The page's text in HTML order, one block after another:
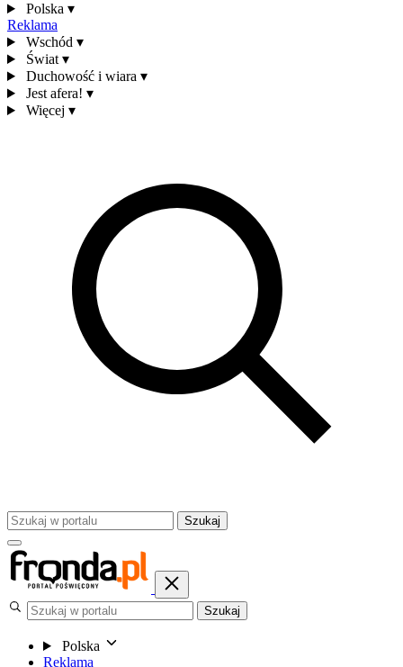
Polska ▾
Reklama
Wschód ▾
Świat ▾
Duchowość i wiara ▾
Jest afera! ▾
Więcej ▾
Szukaj
Szukaj
Polska
Reklama